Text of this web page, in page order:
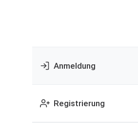
Anmeldung
Registrierung